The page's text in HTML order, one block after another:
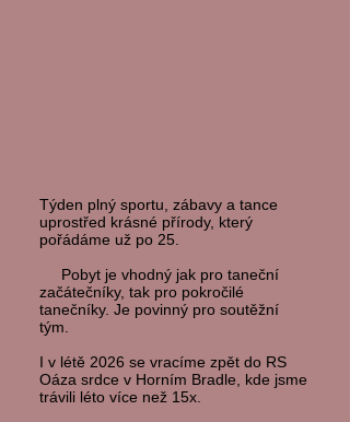
Týden plný sportu, zábavy a tance
uprostřed krásné přírody, který
pořádáme už po 25.
Pobyt je vhodný jak pro taneční
začátečníky, tak pro pokročilé
tanečníky. Je povinný pro soutěžní
tým.
I v létě 2026 se vracíme zpět do RS
Oáza srdce v Horním Bradle, kde jsme
trávili léto více než 15x.